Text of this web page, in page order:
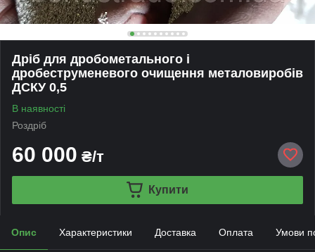
Дріб для дробометального і
дробеструменевого очищення металовиробів
ДСКУ 0,5
В наявності
Роздріб
60 000 ₴/т
Купити
Опис Характеристики Доставка Оплата Умови